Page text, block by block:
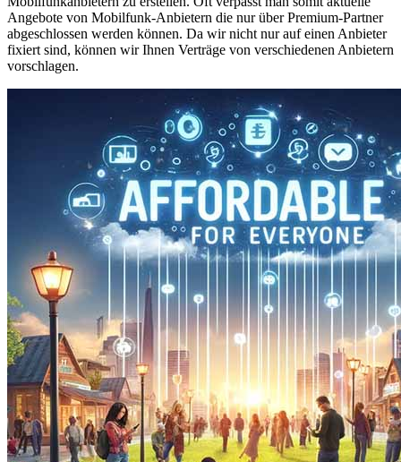
Angebote von Mobilfunk-Anbietern die nur über Premium-Partner
abgeschlossen werden können. Da wir nicht nur auf einen Anbieter
fixiert sind, können wir Ihnen Verträge von verschiedenen Anbietern
vorschlagen.